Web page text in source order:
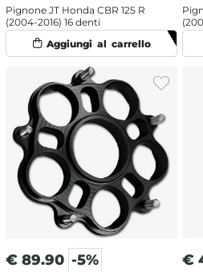
Pignone JT Honda CBR 125 R
(2004-2016) 16 denti
€ 89.90 -5% €